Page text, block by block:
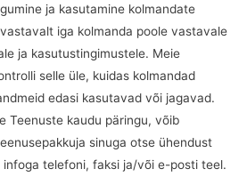
ja kasutamine kolmandate
iga kolmanda poole vastavale
ja kasutustingimustele. Meie
selle üle, kuidas kolmandad
edasi kasutavad või jagavad.
Teenuste kaudu päringu, võib
sinuga otse ühendust
telefoni, faksi ja/või e-posti teel.